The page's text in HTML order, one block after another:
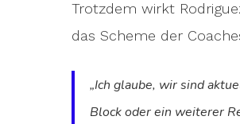
Trotzdem wirkt
das Scheme der
„Ich glaube, wir sind
Block oder ein weiterer